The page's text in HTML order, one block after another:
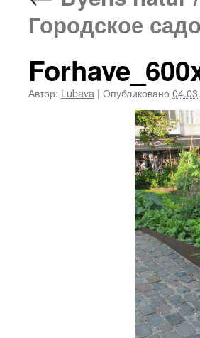
Городское
Автор: Lubava | Опубликовано